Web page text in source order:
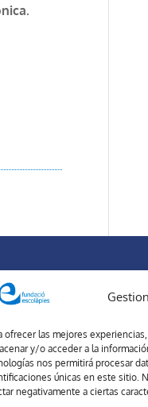
ofrecer las mejores
y/o acceder a la
nos permitirá procesar
únicas en este sitio.
negativamente a ciertas
REDES SOCIALES
Forma parte de nuestra
del Colegio Escolapias